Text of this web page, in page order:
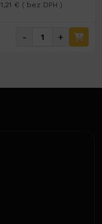
1,21 € ( bez DPH )
- +